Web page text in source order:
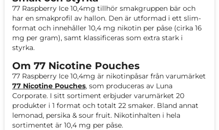
77 Raspberry Ice 10,4mg tillhör smakgruppen bär och
har en smakprofil av hallon. Den är utformad i ett slim-
format och innehåller 10,4 mg nikotin per påse (cirka 16
mg per gram), samt klassificeras som extra stark i
styrka.
Om 77 Nicotine Pouches
77 Raspberry Ice 10,4mg är nikotinpåsar från varumärket
77 Nicotine Pouches, som produceras av Luna
Corporate. I sitt sortiment erbjuder varumärket 20
produkter i 1 format och totalt 22 smaker. Bland annat
lemonad, persika & sour fruit. Nikotinhalten i hela
sortimentet är 10,4 mg per påse.